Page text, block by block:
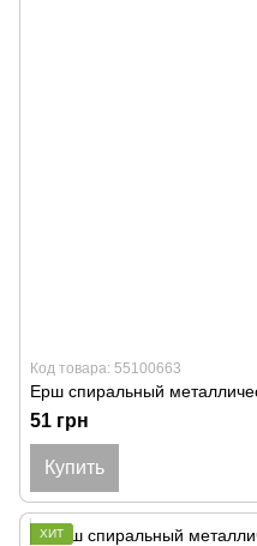
Код товара: 55100663
Ерш спиральный
51 грн
Купить
ХИТ